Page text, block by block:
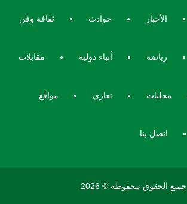
الأخبار حوادث ثقافة وفن
رياضة أنباء دولية مقابلات
محليات تعازي مواقع
اتصل بنا
جميع الحقوق محفوظة © 2026